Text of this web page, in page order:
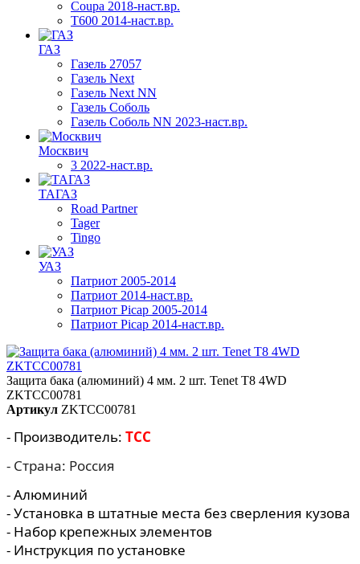
Coupa 2018-наст.вр.
T600 2014-наст.вр.
ГАЗ
Газель 27057
Газель Next
Газель Next NN
Газель Соболь
Газель Соболь NN 2023-наст.вр.
Москвич
3 2022-наст.вр.
ТАГАЗ
Road Partner
Tager
Tingo
УАЗ
Патриот 2005-2014
Патриот 2014-наст.вр.
Патриот Picap 2005-2014
Патриот Picap 2014-наст.вр.
Защита бака (алюминий) 4 мм. 2 шт. Tenet T8 4WD
ZKTCC00781
Артикул ZKTCC00781
- Производитель: TCC
- Страна: Россия
- Алюминий
- Установка в штатные места без сверления кузова
- Набор крепежных элементов
- Инструкция по установке